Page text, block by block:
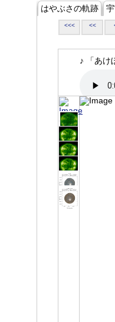
はやぶさの軌跡
<<< <<
♪ 「あけ